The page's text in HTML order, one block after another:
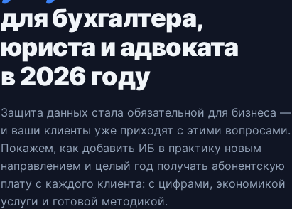
для бухгалтера,
юриста и адвоката
в 2026 году
Защита данных стала обязательной для бизнеса —
и ваши клиенты уже приходят с этими вопросами.
Покажем, как добавить ИБ в практику новым
направлением и целый год получать абонентскую
плату с каждого клиента: с цифрами, экономикой
услуги и готовой методикой.